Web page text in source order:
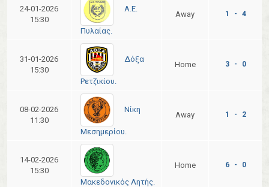
24-01-2026
15:30
Α.Ε.
Πυλαίας.
Away 1 - 4
31-01-2026
15:30
Δόξα
Ρετζικίου.
Home 3 - 0
08-02-2026
11:30
Νίκη
Μεσημερίου.
Away 1 - 2
14-02-2026
15:30
Μακεδονικός Λητής.
Home 6 - 0